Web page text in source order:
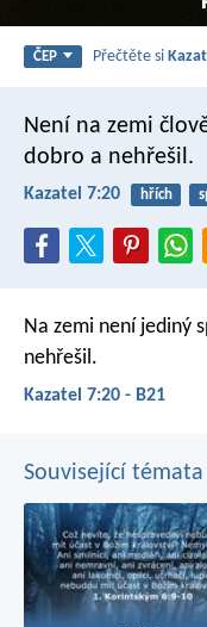
ČEP Přečtěte si
Není na zemi
dobro a nehřešil.
Kazatel 7:20 hřích
Na zemi není jediný
nehřešil.
Kazatel 7:20 - B21
Související témata